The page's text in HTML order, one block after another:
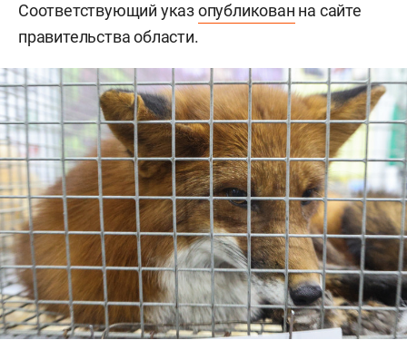
Соответствующий указопубликован на сайте
правительства области.